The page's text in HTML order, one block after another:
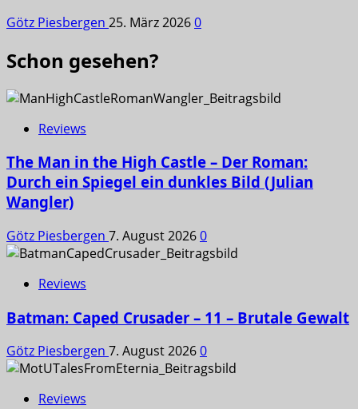
Götz Piesbergen 25. März 20260
Schon gesehen?
Reviews
The Man in the High Castle – Der Roman:
Durch ein Spiegel ein dunkles Bild (Julian
Wangler)
Götz Piesbergen 7. August 20260
Reviews
Batman: Caped Crusader – 11 – Brutale Gewalt
Götz Piesbergen 7. August 20260
Reviews